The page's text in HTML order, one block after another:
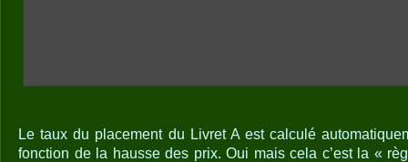
Le taux du placement du Livret A est calculé
fonction de la hausse des prix. Oui mais cela c’est la «